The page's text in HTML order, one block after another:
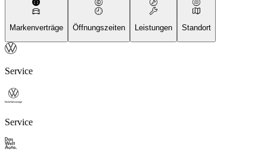
Markenverträge Öffnungszeiten Leistungen Standort
Service
Service